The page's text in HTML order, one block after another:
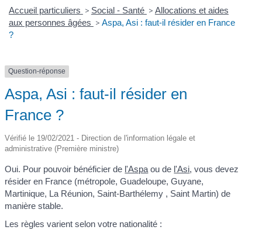
Accueil particuliers > Social - Santé > Allocations et aides
aux personnes âgées > Aspa, Asi : faut-il résider en France
?
Question-réponse
Aspa, Asi : faut-il résider en
France ?
Vérifié le 19/02/2021 - Direction de l'information légale et
administrative (Première ministre)
Oui. Pour pouvoir bénéficier de l'Aspa ou de l'Asi, vous devez
résider en France (métropole, Guadeloupe, Guyane,
Martinique, La Réunion, Saint-Barthélemy , Saint Martin) de
manière stable.
Les règles varient selon votre nationalité :